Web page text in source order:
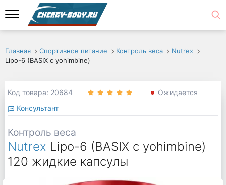
Главная Спортивное питание Контроль веса
Nutrex
Lipo-6 (BASIX с yohimbine)
Код товара: 20684
Ожидается
Консультант
Контроль веса
Nutrex Lipo-6 (BASIX с yohimbine)
120 жидкие капсулы